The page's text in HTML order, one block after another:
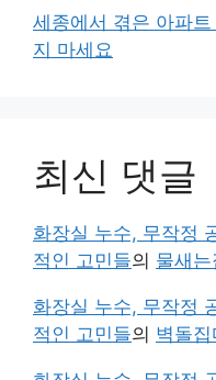
세종에서 겪은 아파
지 마세요
최신 댓글
화장실 누수, 무작정
적인 고민들의 물새는
화장실 누수, 무작정
적인 고민들의 벽돌집